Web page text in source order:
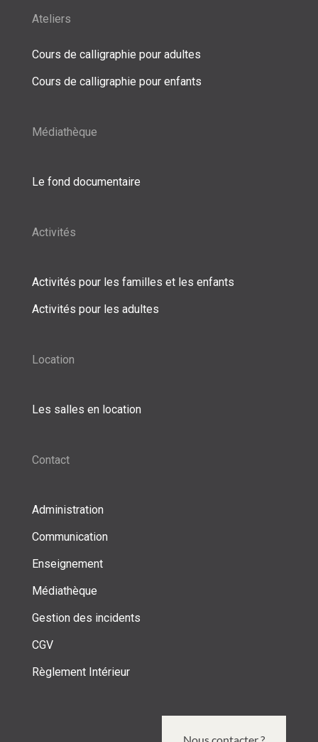
Ateliers
Cours de calligraphie pour adultes
Cours de calligraphie pour enfants
Médiathèque
Le fond documentaire
Activités
Activités pour les familles et les enfants
Activités pour les adultes
Location
Les salles en location
Contact
Administration
Communication
Enseignement
Médiathèque
Gestion des incidents
CGV
Règlement Intérieur
Nous contacter ?